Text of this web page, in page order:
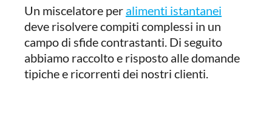
Un miscelatore per alimenti istantanei
deve risolvere compiti complessi in un
campo di sfide contrastanti. Di seguito
abbiamo raccolto e risposto alle domande
tipiche e ricorrenti dei nostri clienti.